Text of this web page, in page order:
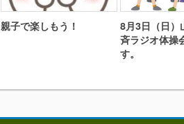
親子で楽しもう！
8月3日（日）
斉ラジオ体操
す。